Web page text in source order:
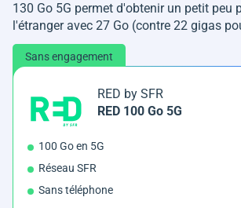
130 Go 5G permet d'obtenir un petit peu
l'étranger avec 27 Go (contre 22 gigas
Sans engagement
RED by SFR
RED 100 Go 5G
100 Go en 5G
Réseau SFR
Sans téléphone